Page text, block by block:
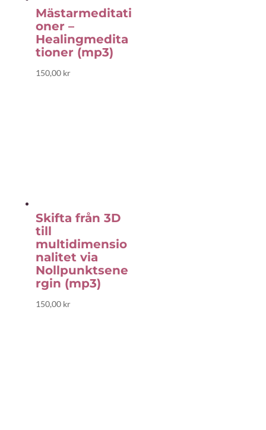
Mästarmeditati
oner –
Healingmedita
tioner (mp3)
150,00 kr
Skifta från 3D
till
multidimensio
nalitet via
Nollpunktsene
rgin (mp3)
150,00 kr